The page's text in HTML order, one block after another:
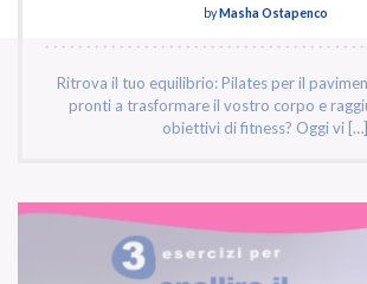
by Masha Ostapenco
Ritrova il tuo equilibrio: Pilates per il
pronti a trasformare il vostro corpo e
obiettivi di fitness? Oggi vi […]